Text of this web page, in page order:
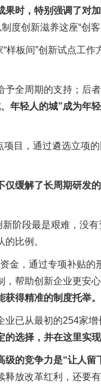
果时，特别强调了对
度创新滋养这座“创客
板间”创新试点工作
全周期的支持；后
年轻人的城”成为年
目，通过遴选立项
缓解了长周期研发
阶段最是艰难，没
比例。
金，通过专项补贴
帮助创新企业更安心
得精准的制度托举。
已从最初的254家增
选择，并在这里实
级的竞争力是“让人留
放改革红利，还要